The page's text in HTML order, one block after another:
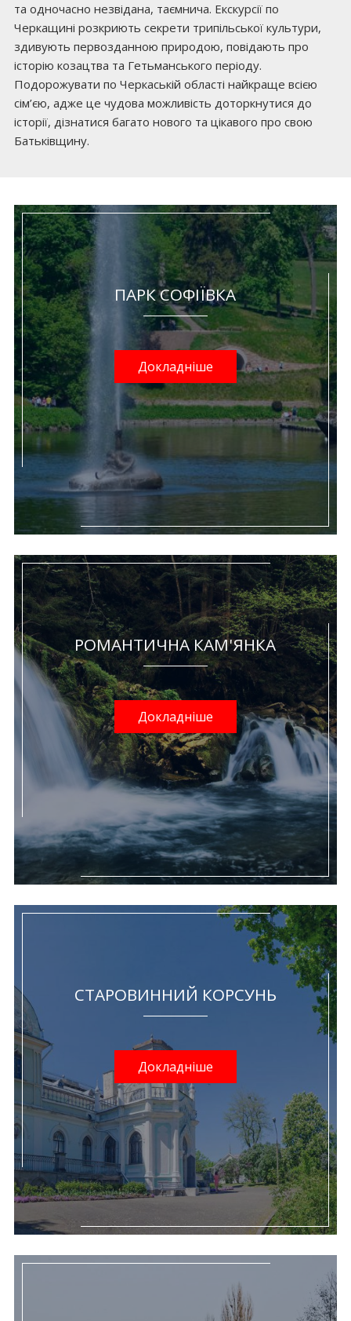
та одночасно незвідана, таємнича. Екскурсії по
Черкащині розкриють секрети трипільської культури,
здивують первозданною природою, повідають про
історію козацтва та Гетьманського періоду.
Подорожувати по Черкаській області найкраще всією
сім’єю, адже це чудова можливість доторкнутися до
історії, дізнатися багато нового та цікавого про свою
Батьківщину.
ПАРК СОФІЇВКА
Докладніше
РОМАНТИЧНА КАМ'ЯНКА
Докладніше
СТАРОВИННИЙ КОРСУНЬ
Докладніше